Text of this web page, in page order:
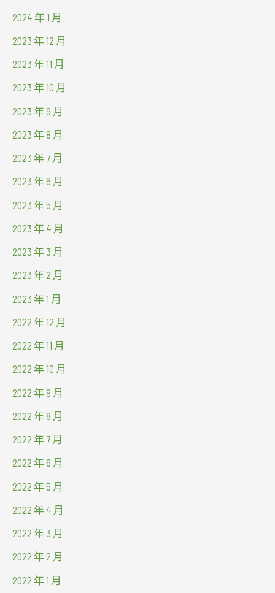
2024 年 1 月
2023 年 12 月
2023 年 11 月
2023 年 10 月
2023 年 9 月
2023 年 8 月
2023 年 7 月
2023 年 6 月
2023 年 5 月
2023 年 4 月
2023 年 3 月
2023 年 2 月
2023 年 1 月
2022 年 12 月
2022 年 11 月
2022 年 10 月
2022 年 9 月
2022 年 8 月
2022 年 7 月
2022 年 6 月
2022 年 5 月
2022 年 4 月
2022 年 3 月
2022 年 2 月
2022 年 1 月